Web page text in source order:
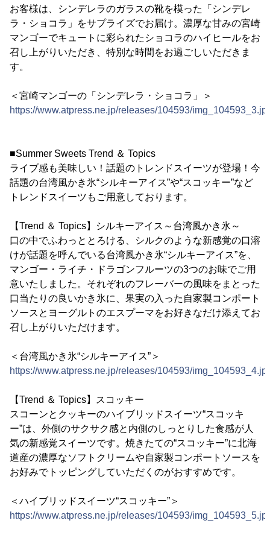
お客様は、シンデレラのガラスの靴を模った「シンデレ
ラ・ショコラ」をサプライズでお届け。濃厚な甘みの宮崎
マンゴーでキュートに彩られたショコラのハイヒールをお
召し上がりいただき、特別な時間をお過ごしいただきま
す。
＜宮崎マンゴーの「シンデレラ・ショコラ」＞
https://www.atpress.ne.jp/releases/104593/
■Summer Sweets Trend ＆ Topics
ライブ感も美味しい！話題のトレンドスイーツが登場！今
話題の台湾風かき氷“シルキーアイス”や“スコッキー”など
トレンドスイーツもご用意しております。
【Trend ＆ Topics】シルキーアイス～台湾風かき氷～
口の中でふわっととろける、シルクのような新感覚の口溶
けが話題を呼んでいる台湾風かき氷“シルキーアイス”を、
マンゴー・ライチ・ドラゴンフルーツの3つのお味でご用
意いたしました。それぞれのフレーバーの風味をまとった
口当たりの良いかき氷に、果実の入った自家製コンポート
ソースとヨーグルトのエスプーマをお好きなだけ添えてお
召し上がりいただけます。
＜台湾風かき氷“シルキーアイス”＞
https://www.atpress.ne.jp/releases/104593/
【Trend ＆ Topics】スコッキー
スコーンとクッキーのハイブリッドスイーツ“スコッキ
ー”は、外側のサクサク感と内側のしっとりした食感が人
気の新感覚スイーツです。焼きたての“スコッキー”に北海
道産の濃厚なソフトクリームや自家製コンポートソースを
お好みでトッピングしていただくのがおすすめです。
＜ハイブリッドスイーツ“スコッキー”＞
https://www.atpress.ne.jp/releases/104593/